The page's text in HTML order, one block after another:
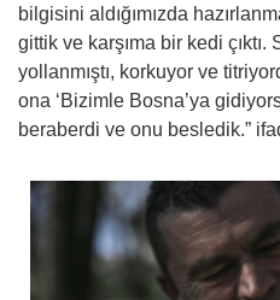
bilgisini aldığımızda
gittik ve karşıma bir kedi
yollanmıştı, korkuyor ve
ona ‘Bizimle Bosna’ya
beraberdi ve onu besledik.”